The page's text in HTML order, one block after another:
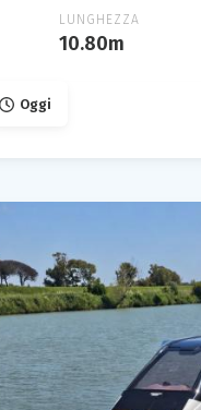
LUNGHEZZA
10.80m
Oggi